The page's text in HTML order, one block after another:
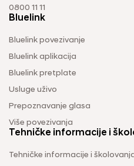
0800 11 11
Bluelink
Bluelink povezivanje
Bluelink aplikacija
Bluelink pretplate
Usluge uživo
Prepoznavanje glasa
Više povezivanja
Tehničke informacije i
Tehničke informacije i